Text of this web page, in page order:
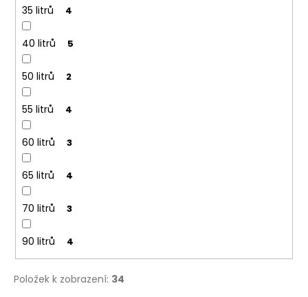
35 litrů 4
40 litrů 5
50 litrů 2
55 litrů 4
60 litrů 3
65 litrů 4
70 litrů 3
90 litrů 4
Položek k zobrazení: 34